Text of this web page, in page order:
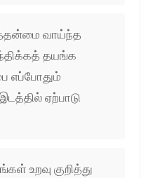
வாய்ந்த
தயங்க
எப்போதும்
ஏற்பாடு
உறவு குறித்து